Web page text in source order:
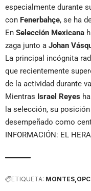
especialmente durante
con Fenerbahçe, se ha
En Selección Mexicana
zaga junto a Johan
La principal incógnita
que recientemente
de la actividad durante
Mientras Israel Reyes
la selección, su
desempeñado como
INFORMACIÓN: EL
ETIQUETA: MONTES